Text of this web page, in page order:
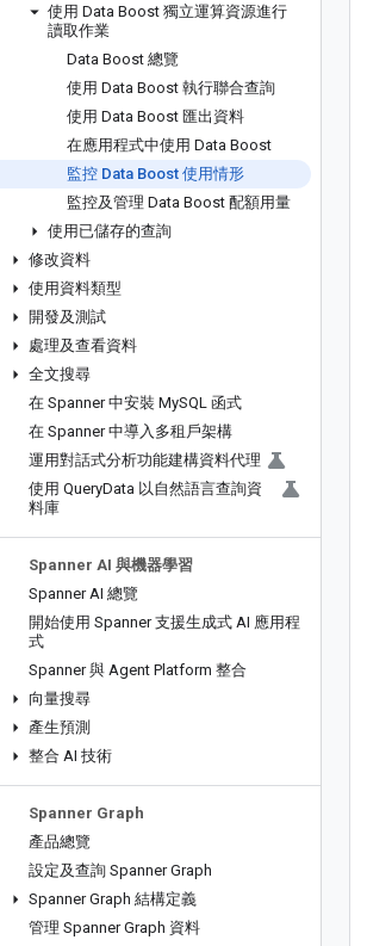
使用 Data Boost 獨立運算資源進行
讀取作業
Data Boost 總覽
使用 Data Boost 執行聯合查詢
使用 Data Boost 匯出資料
在應用程式中使用 Data Boost
監控 Data Boost 使用情形
監控及管理 Data Boost 配額用量
使用已儲存的查詢
修改資料
使用資料類型
開發及測試
處理及查看資料
全文搜尋
在 Spanner 中安裝 MySQL 函式
在 Spanner 中導入多租戶架構
運用對話式分析功能建構資料代理
使用 QueryData 以自然語言查詢資
料庫
Spanner AI 與機器學習
Spanner AI 總覽
開始使用 Spanner 支援生成式 AI 應用程
式
Spanner 與 Agent Platform 整合
向量搜尋
產生預測
整合 AI 技術
Spanner Graph
產品總覽
設定及查詢 Spanner Graph
Spanner Graph 結構定義
管理 Spanner Graph 資料